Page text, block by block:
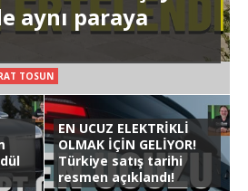
aynı paraya
TOSUN
EN UCUZ ELEKTRİKLİ
OLMAK İÇİN GELİYOR!
Türkiye satış tarihi
resmen açıklandı!